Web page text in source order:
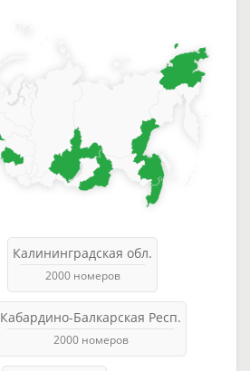
Калининградская обл.
2000 номеров
Кабардино-Балкарская Респ.
2000 номеров